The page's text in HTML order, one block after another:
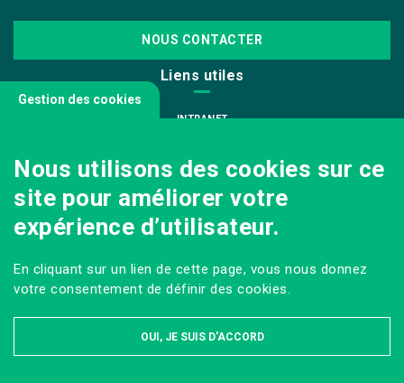
NOUS CONTACTER
Liens utiles
INTRANET
INFODOC
PÔLE IMAGE
PRESSE
Sur les réseaux
Gestion des cookies
Nous utilisons des cookies sur ce
site pour améliorer votre
expérience d’utilisateur.
En cliquant sur un lien de cette page, vous nous donnez
votre consentement de définir des cookies.
OUI, JE SUIS D'ACCORD